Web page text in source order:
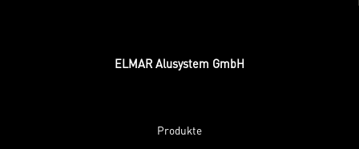
ELMAR Alusystem GmbH
Produkte